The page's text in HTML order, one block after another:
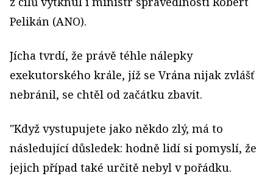
Pelikán (ANO).
Jícha tvrdí, že právě téhle nálepky
exekutorského krále, jíž se Vrána nijak zvlášť
nebránil, se chtěl od začátku zbavit.
"Když vystupujete jako někdo zlý, má to
následující důsledek: hodně lidí si pomyslí, že
jejich případ také určitě nebyl v pořádku.